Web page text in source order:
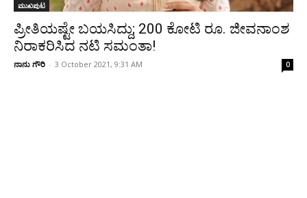
ಮುಖಪುಟ
ಪ್ರೀತಿಯಷ್ಟೇ ಬಯಸಿದ್ದು; 200 ಕೋಟಿ ರೂ. ಜೀವನಾಂಶ
ನಿರಾಕರಿಸಿದ ನಟಿ ಸಮಂತಾ!
ನಾನು ಗೌರಿ - 3 October 2021, 9:31 AM 0